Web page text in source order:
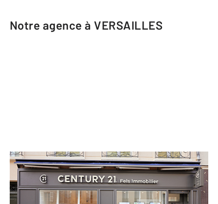
Notre agence à VERSAILLES
CENTURY 21 Fels Immobilier
14 rue Royale
VERSAILLES - 78000